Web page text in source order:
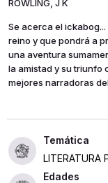
ROWLING, J K
Se acerca el
reino y que pondrá a
una aventura
la amistad y su triunfo
mejores narradoras
LITERATURA
Edades